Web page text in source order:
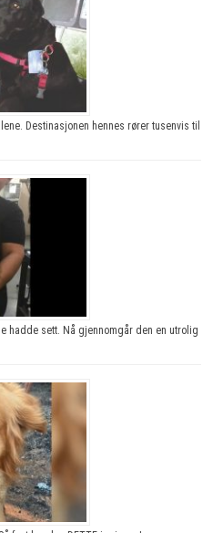
Destinasjonen hennes rører tusenvis til
hadde sett. Nå gjennomgår den en utrolig